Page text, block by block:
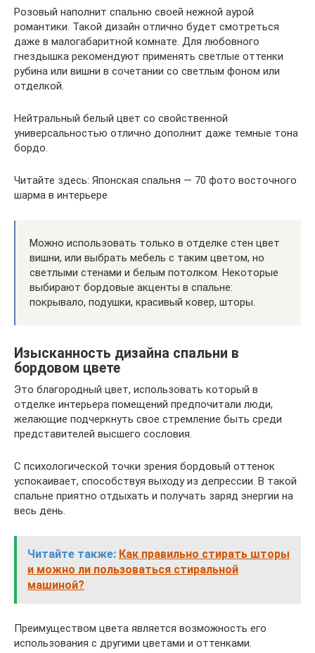
Розовый наполнит спальню своей нежной аурой
романтики. Такой дизайн отлично будет смотреться
даже в малогабаритной комнате. Для любовного
гнездышка рекомендуют применять светлые оттенки
рубина или вишни в сочетании со светлым фоном или
отделкой.
Нейтральный белый цвет со свойственной
универсальностью отлично дополнит даже темные тона
бордо.
Читайте здесь: Японская спальня — 70 фото восточного
шарма в интерьере
Можно использовать только в отделке стен цвет
вишни, или выбрать мебель с таким цветом, но
светлыми стенами и белым потолком. Некоторые
выбирают бордовые акценты в спальне:
покрывало, подушки, красивый ковер, шторы.
Изысканность дизайна спальни в
бордовом цвете
Это благородный цвет, использовать который в
отделке интерьера помещений предпочитали люди,
желающие подчеркнуть свое стремление быть среди
представителей высшего сословия.
С психологической точки зрения бордовый оттенок
успокаивает, способствуя выходу из депрессии. В такой
спальне приятно отдыхать и получать заряд энергии на
весь день.
Читайте также: Как правильно стирать шторы
и можно ли пользоваться стиральной
машиной?
Преимуществом цвета является возможность его
использования с другими цветами и оттенками.